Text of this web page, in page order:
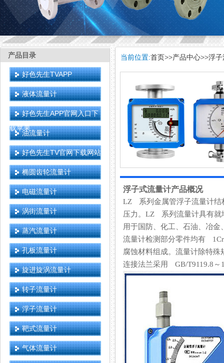
产品目录
好色先生TVAPP
液体流量计
好色先生APP官网入口下
载苹果
油流量计
好色先生TV官网下载网站
椭圆齿轮流量计
电磁流量计
涡街流量计
蒸汽流量计
孔板流量计
旋进旋涡流量计
转子流量计
浮子流量计
靶式流量计
气体流量计
当前位置:首页>>产品中心>>浮子
浮子式流量计产品概况
LZ 系列金属管浮子流量计结构简
压力。LZ 系列流量计具有就地
用于国防、化工、石油、
流量计检测部分零件均有
腐蚀材料组成。流量计除
连接法兰采用 GB/T9119.8～10